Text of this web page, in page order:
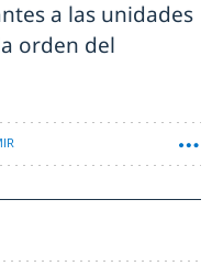
a las unidades
orden del